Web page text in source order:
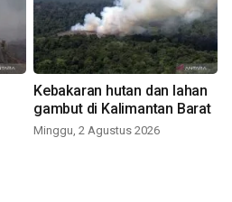
Kebakaran hutan dan lahan
gambut di Kalimantan Barat
Minggu, 2 Agustus 2026